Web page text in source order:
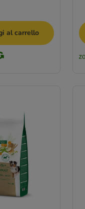
al carrello